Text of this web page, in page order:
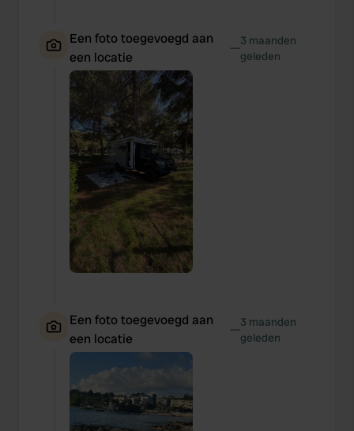
Een foto toegevoegd aan
een locatie
—3 maanden
geleden
Een foto toegevoegd aan
een locatie
—3 maanden
geleden